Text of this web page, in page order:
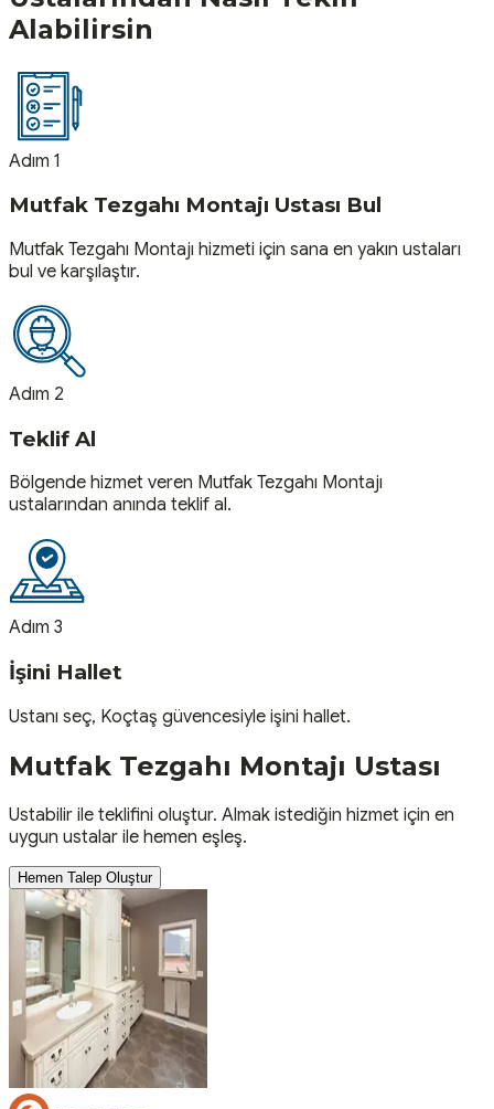
Alabilirsin
Adım 1
Mutfak Tezgahı Montajı Ustası Bul
Mutfak Tezgahı Montajı hizmeti için sana en yakın ustaları
bul ve karşılaştır.
Adım 2
Teklif Al
Bölgende hizmet veren Mutfak Tezgahı Montajı
ustalarından anında teklif al.
Adım 3
İşini Hallet
Ustanı seç, Koçtaş güvencesiyle işini hallet.
Mutfak Tezgahı Montajı Ustası
Ustabilir ile teklifini oluştur. Almak istediğin hizmet için en
uygun ustalar ile hemen eşleş.
Hemen Talep Oluştur